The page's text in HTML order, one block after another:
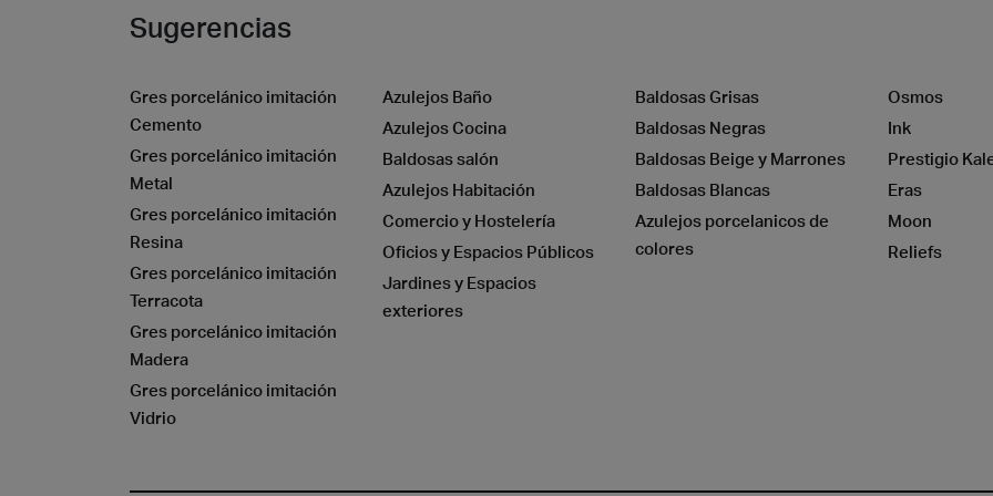
Piedra Madera
Sugerencias
Gres porcelánico imitación
Cemento
Gres porcelánico imitación
Metal
Gres porcelánico imitación
Resina
Gres porcelánico imitación
Terracota
Gres porcelánico imitación
Madera
Gres porcelánico imitación
Vidrio
Azulejos Baño
Azulejos Cocina
Baldosas salón
Azulejos Habitación
Comercio y Hostelería
Oficios y Espacios Públicos
Jardines y Espacios
exteriores
Baldosas Grisas
Baldosas Negras
Baldosas Beige y Marrones
Baldosas Blancas
Azulejos porcelanicos de
colores
Osmos
Ink
Prestigio
Eras
Moon
Reliefs